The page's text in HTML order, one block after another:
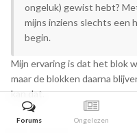
ongeluk) gewist hebt?
mijns inziens slechts een
begin.
Mijn ervaring is dat het blok
maar de blokken daarna
kan dat.
Forums Ongelezen